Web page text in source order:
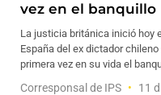
vez en el banquillo
La justicia británica inició hoy
España del ex dictador
primera vez en su vida el
Corresponsal de IPS 11